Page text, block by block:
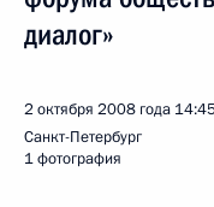
диалог»
2 октября 2008 года
Санкт-Петербург
1 фотография